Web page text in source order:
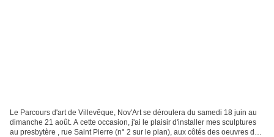
Le Parcours d'art de Villevêque, Nov'Art se déroulera du samedi 18 juin au
dimanche 21 août. A cette occasion, j'ai le plaisir d'installer mes sculptures
au presbytère , rue Saint Pierre (n° 2 sur le plan), aux côtés des oeuvres de